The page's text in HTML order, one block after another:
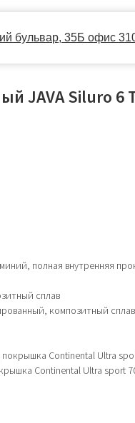
офис 3108
JAVA Siluro 6
полная внутренняя
сплав
композитный сплав
покрышка Continental Ultra
Continental Ultra sport